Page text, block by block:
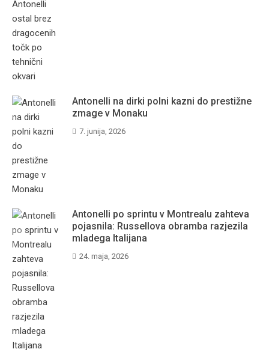
Antonelli na dirki polni kazni do prestižne
zmage v Monaku
7. junija, 2026
Antonelli po sprintu v Montrealu zahteva
pojasnila: Russellova obramba razjezila
mladega Italijana
24. maja, 2026